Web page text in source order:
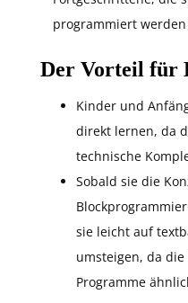
programmiert
Der Vorteil für
Kinder und
direkt lernen, da
technische
Sobald sie die
sie leicht auf
umsteigen, da
Programme